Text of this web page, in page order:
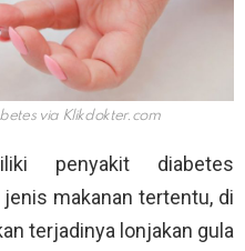
viaKlikdokter.com
penyakit diabetes
makanan tertentu, di
terjadinya lonjakan gula